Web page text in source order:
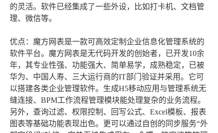
的灵活。软件已经集成了一些外设，比如打卡机、文档管
理、微信等。
优点：魔方网表是一款可高效定制企业信息化管理系统的
软件平台。魔方网表是无代码开发的创始者，已开发10余
年，其专业性强、功能强大、简单易学，成熟稳定，已被
华为、中国人寿、三大运行商的IT部门验证并采用。它可
以搭建各类企业管理软件。生成H5移动应用与管理系统无
缝连接、BPM工作流程管理模块能处理复杂的业务流程。
另外，查询过滤、权限控制、回写公式、Excel模板、报表
图表等基础功能表现出色。更可以通过自创的同步服务“外